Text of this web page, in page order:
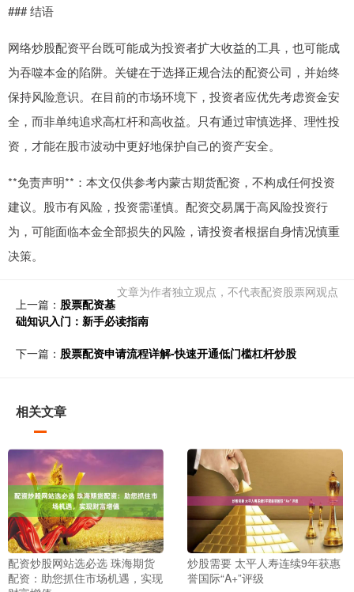
### 结语
网络炒股配资平台既可能成为投资者扩大收益的工具，也可能成
为吞噬本金的陷阱。关键在于选择正规合法的配资公司，并始终
保持风险意识。在目前的市场环境下，投资者应优先考虑资金安
全，而非单纯追求高杠杆和高收益。只有通过审慎选择、理性投
资，才能在股市波动中更好地保护自己的资产安全。
**免责声明**：本文仅供参考内蒙古期货配资，不构成任何投资
建议。股市有风险，投资需谨慎。配资交易属于高风险投资行
为，可能面临本金全部损失的风险，请投资者根据自身情况慎重
决策。
文章为作者独立观点，不代表配资股票网观点
上一篇： 股票配资基
础知识入门：新手必读指南
下一篇： 股票配资申请流程详解-快速开通低门槛杠杆炒股
相关文章
配资炒股网站选必选 珠海期货
配资：助您抓住市场机遇，实现
炒股需要 太平人寿连续9年获惠
誉国际“A+”评级